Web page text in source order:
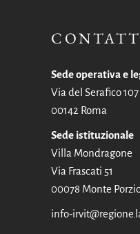
Sede operativa e
Via del Serafico 107
00142 Roma
Sede istituzionale
Villa Mondragone
Via Frascati 51
00078 Monte
info-